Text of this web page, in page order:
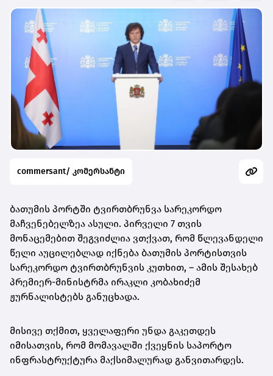
commersant/ კომერსანტი
ბათუმის პორტში ტვირთბრუნვა სარეკორდო
მაჩვენებელზეა ასული. პირველი 7 თვის
მონაცემებით შეგვიძლია ვთქვათ, რომ წლევანდელი
წელი აუცილებლად იქნება ბათუმის პორტისთვის
სარეკორდო ტვირთბრუნვის კუთხით, – ამის შესახებ
პრემიერ-მინისტრმა ირაკლი კობახიძემ
ჟურნალისტებს განუცხადა.
მისივე თქმით, ყველაფერი უნდა გაკეთდეს
იმისათვის, რომ მომავალში ქვეყნის საპორტო
ინფრასტრუქტურა მაქსიმალურად განვითარდეს.